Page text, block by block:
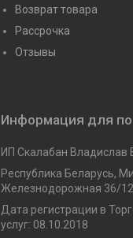
Возврат товара
Рассрочка
Отзывы
Информация для
ИП Скалабан Владислав
Республика Беларусь,
Железнодорожная 36/12
Дата регистрации в
услуг: 08.10.2018